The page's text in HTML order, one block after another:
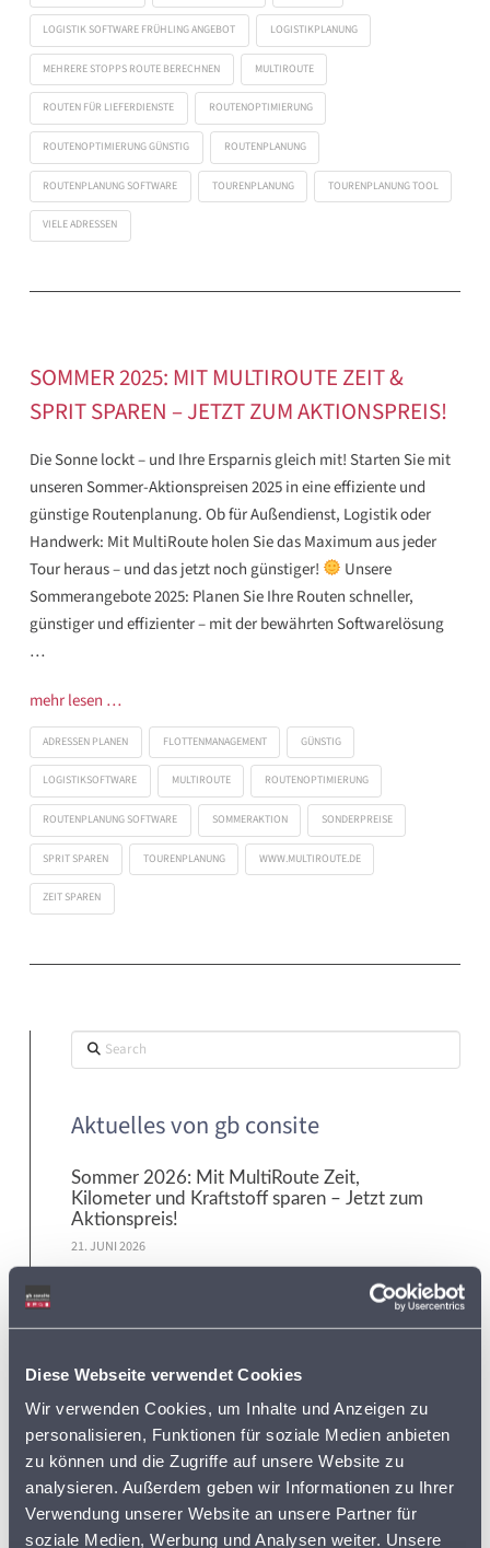
Diese Webseite verwendet Cookies
Wir verwenden Cookies, um Inhalte und Anzeigen zu
personalisieren, Funktionen für soziale Medien anbieten
zu können und die Zugriffe auf unsere Website zu
analysieren. Außerdem geben wir Informationen zu Ihrer
Verwendung unserer Website an unsere Partner für
soziale Medien, Werbung und Analysen weiter. Unsere
LOGISTIK SOFTWARE FRÜHLING ANGEBOT LOGISTIKPLANUNG
MEHRERE STOPPS ROUTE BERECHNEN MULTIROUTE
ROUTEN FÜR LIEFERDIENSTE ROUTENOPTIMIERUNG
ROUTENOPTIMIERUNG GÜNSTIG ROUTENPLANUNG
ROUTENPLANUNG SOFTWARE TOURENPLANUNG TOURENPLANUNG TOOL
VIELE ADRESSEN
SOMMER 2025: MIT MULTIROUTE ZEIT &
SPRIT SPAREN – JETZT ZUM AKTIONSPREIS!
Die Sonne lockt – und Ihre Ersparnis gleich mit! Starten Sie mit
unseren Sommer-Aktionspreisen 2025 in eine effiziente und
günstige Routenplanung. Ob für Außendienst, Logistik oder
Handwerk: Mit MultiRoute holen Sie das Maximum aus jeder
Tour heraus – und das jetzt noch günstiger!
Unsere
Sommerangebote 2025: Planen Sie Ihre Routen schneller,
günstiger und effizienter – mit der bewährten Softwarelösung
…
mehr lesen …
ADRESSEN PLANEN FLOTTENMANAGEMENT GÜNSTIG
LOGISTIKSOFTWARE MULTIROUTE ROUTENOPTIMIERUNG
ROUTENPLANUNG SOFTWARE SOMMERAKTION SONDERPREISE
SPRIT SPAREN TOURENPLANUNG WWW.MULTIROUTE.DE
ZEIT SPAREN
Search
Aktuelles von gb consite
Sommer 2026: Mit MultiRoute Zeit,
Kilometer und Kraftstoff sparen – Jetzt zum
Aktionspreis!
21. JUNI 2026
Supermarkt-Standorte Deutschland 2026:
33.234 Filialen & über 160
20. MAI 2026
Neue Standortdaten verfügbar: Deutschlands
Bäckereien – inklusive Kettenzuordnung
12. MAI 2026
MultiRoute Frühlings-Aktion 2026: Jetzt